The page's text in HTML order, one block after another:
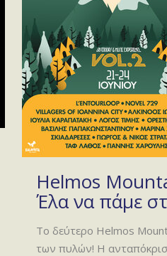
Helmos
Έλα να πάμε
Το δεύτερο Helmos
των πυλών! Η